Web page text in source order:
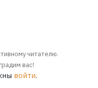
читателю.
вас!
войти.